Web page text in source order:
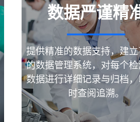
数据严谨精
提供精准的数据支持，建
的数据管理系统，对每个检
数据进行详细记录与归档
时查阅追溯。